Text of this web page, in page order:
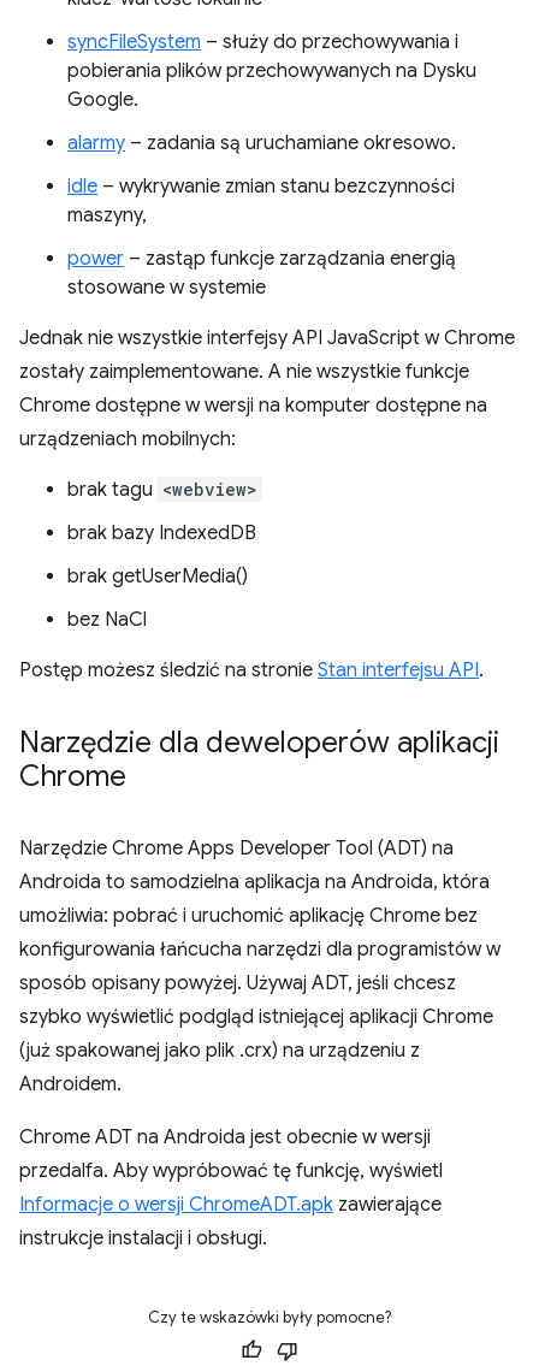
syncFileSystem – służy do przechowywania i
pobierania plików przechowywanych na Dysku
Google.
alarmy – zadania są uruchamiane okresowo.
idle – wykrywanie zmian stanu bezczynności
maszyny,
power – zastąp funkcje zarządzania energią
stosowane w systemie
Jednak nie wszystkie interfejsy API JavaScript w Chrome
zostały zaimplementowane. A nie wszystkie funkcje
Chrome dostępne w wersji na komputer dostępne na
urządzeniach mobilnych:
brak tagu <webview>
brak bazy IndexedDB
brak getUserMedia()
bez NaCl
Postęp możesz śledzić na stronie Stan interfejsu API.
Narzędzie dla deweloperów aplikacji
Chrome
Narzędzie Chrome Apps Developer Tool (ADT) na
Androida to samodzielna aplikacja na Androida, która
umożliwia: pobrać i uruchomić aplikację Chrome bez
konfigurowania łańcucha narzędzi dla programistów w
sposób opisany powyżej. Używaj ADT, jeśli chcesz
szybko wyświetlić podgląd istniejącej aplikacji Chrome
(już spakowanej jako plik .crx) na urządzeniu z
Androidem.
Chrome ADT na Androida jest obecnie w wersji
przedalfa. Aby wypróbować tę funkcję, wyświetl
Informacje o wersji ChromeADT.apk zawierające
instrukcje instalacji i obsługi.
Czy te wskazówki były pomocne?